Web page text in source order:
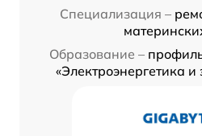
Специализация –
Образование –
«Электроэнергетика и